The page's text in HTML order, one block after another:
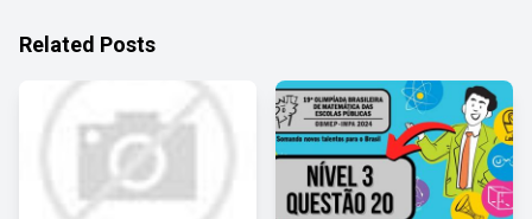
Related Posts